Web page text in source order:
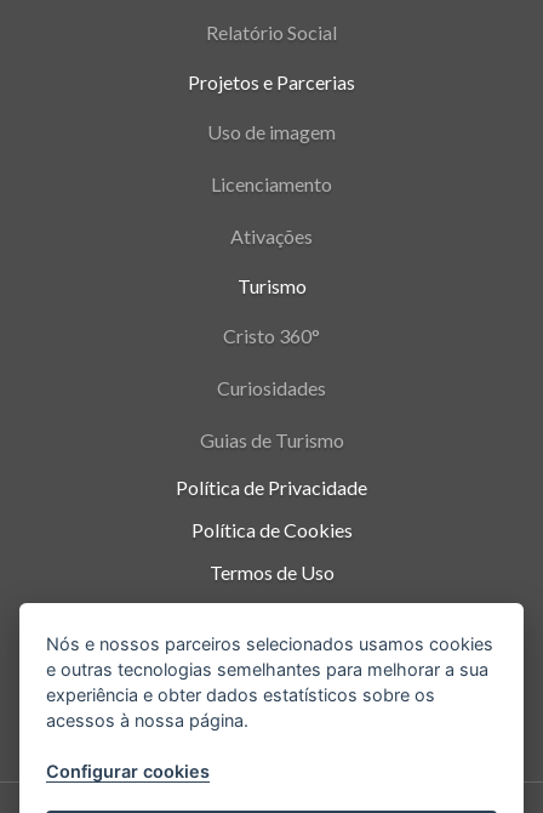
Relatório Social
Projetos e Parcerias
Uso de imagem
Licenciamento
Ativações
Turismo
Cristo 360°
Curiosidades
Guias de Turismo
Política de Privacidade
Política de Cookies
Termos de Uso
Rio de Janeiro-RJ
Nós e nossos parceiros selecionados usamos cookies
e outras tecnologias semelhantes para melhorar a sua
experiência e obter dados estatísticos sobre os
acessos à nossa página.
Configurar cookies